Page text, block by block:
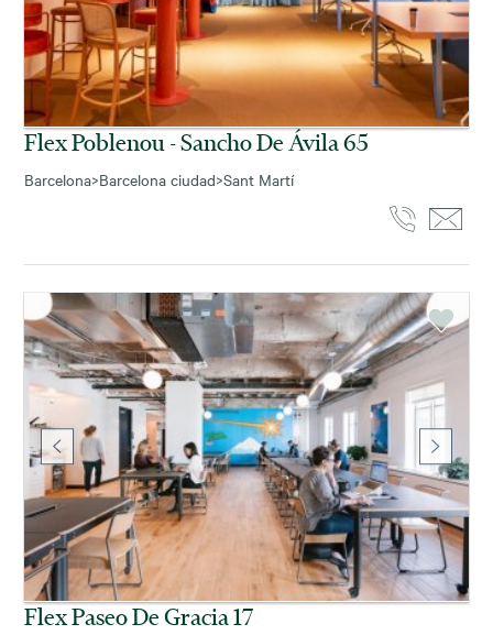
Flex Poblenou - Sancho De Ávila 65
Barcelona>Barcelona ciudad>Sant Martí
Flex Paseo De Gracia 17